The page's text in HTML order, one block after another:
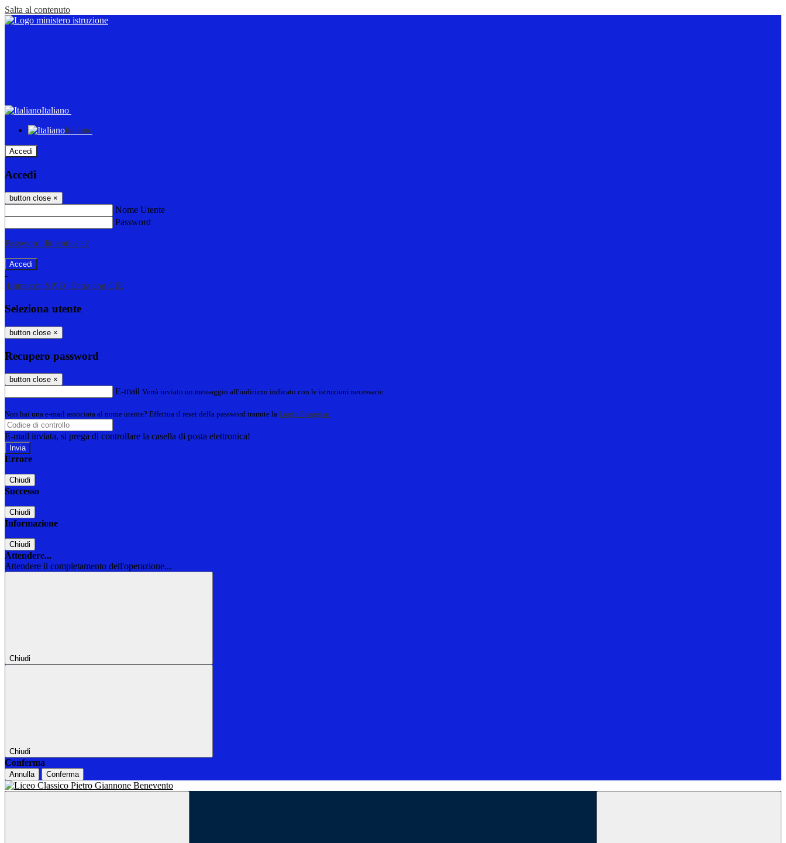
Salta al contenuto
Italiano
Italiano
Accedi
Accedi
button close ×
Nome Utente
Password
Password dimenticata?
-
Entra con SPID Entra con CIE
Seleziona utente
button close ×
Recupero password
button close ×
E-mail Verrà inviato un messaggio all'indirizzo indicato con le istruzioni necessarie.
Non hai una e-mail associata al nome utente? Effettua il reset della password tramite la Login Spaggiari
E-mail inviata, si prega di controllare la casella di posta elettronica!
Errore
Chiudi
Successo
Chiudi
Informazione
Chiudi
Attendere...
Attendere il completamento dell'operazione...
Chiudi
Chiudi
Conferma
Annulla Conferma